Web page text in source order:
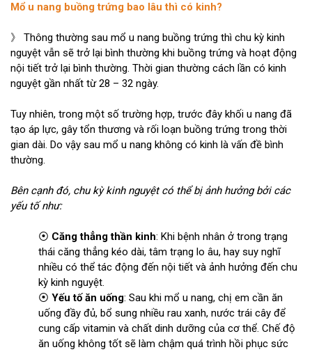
Mổ u nang buồng trứng bao lâu thì có kinh?
》 Thông thường sau mổ u nang buồng trứng thì chu kỳ kinh
nguyệt vẫn sẽ trở lại bình thường khi buồng trứng và hoạt động
nội tiết trở lại bình thường. Thời gian thường cách lần có kinh
nguyệt gần nhất từ 28 – 32 ngày.
Tuy nhiên, trong một số trường hợp, trước đây khối u nang đã
tạo áp lực, gây tổn thương và rối loạn buồng trứng trong thời
gian dài. Do vậy sau mổ u nang không có kinh là vấn đề bình
thường.
Bên cạnh đó, chu kỳ kinh nguyệt có thể bị ảnh hưởng bởi các
yếu tố như:
⦿ Căng thẳng thần kinh: Khi bệnh nhân ở trong trạng
thái căng thẳng kéo dài, tâm trạng lo âu, hay suy nghĩ
nhiều có thể tác động đến nội tiết và ảnh hưởng đến chu
kỳ kinh nguyệt.
⦿ Yếu tố ăn uống: Sau khi mổ u nang, chị em cần ăn
uống đầy đủ, bổ sung nhiều rau xanh, nước trái cây để
cung cấp vitamin và chất dinh dưỡng của cơ thể. Chế độ
ăn uống không tốt sẽ làm chậm quá trình hồi phục sức